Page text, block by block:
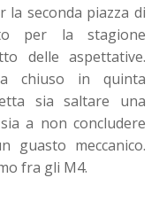
la seconda piazza di
per la stagione
delle aspettative.
chiuso in quinta
sia saltare una
a non concludere
guasto meccanico.
fra gli M4.